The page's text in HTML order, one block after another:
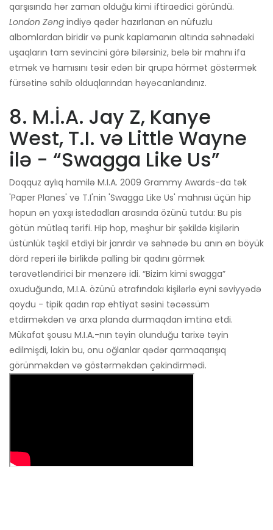
qarşısında hər zaman olduğu kimi iftiraedici göründü.
London Zəng indiyə qədər hazırlanan ən nüfuzlu
albomlardan biridir və punk kaplamanın altında səhnədəki
uşaqların tam sevincini görə bilərsiniz, belə bir mahnı ifa
etmək və hamısını təsir edən bir qrupa hörmət göstərmək
fürsətinə sahib olduqlarından həyəcanlandınız.
8. M.İ.A. Jay Z, Kanye
West, T.I. və Little Wayne
ilə - “Swagga Like Us”
Doqquz aylıq hamilə M.I.A. 2009 Grammy Awards-da tək
'Paper Planes' və T.I'nin 'Swagga Like Us' mahnısı üçün hip
hopun ən yaxşı istedadları arasında özünü tutdu: Bu pis
götün mütləq tərifi. Hip hop, məşhur bir şəkildə kişilərin
üstünlük təşkil etdiyi bir janrdır və səhnədə bu anın ən böyük
dörd reperi ilə birlikdə palling bir qadını görmək
təravətləndirici bir mənzərə idi. “Bizim kimi swagga”
oxuduğunda, M.I.A. özünü ətrafındakı kişilərlə eyni səviyyədə
qoydu - tipik qadın rap ehtiyat səsini təcəssüm
etdirməkdən və arxa planda durmaqdan imtina etdi.
Mükafat şousu M.I.A.-nın təyin olunduğu tarixə təyin
edilmişdi, lakin bu, onu oğlanlar qədər qarmaqarışıq
görünməkdən və göstərməkdən çəkindirmədi.